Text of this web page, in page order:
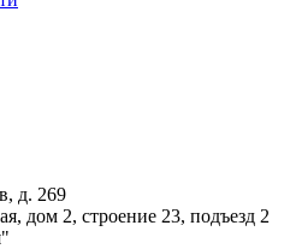
д. 269
дом 2, строение 23, подъезд 2